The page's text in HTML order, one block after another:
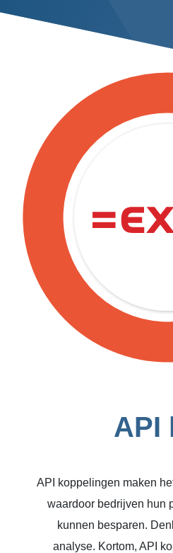
API
API koppelingen maken
waardoor bedrijven hun
kunnen besparen.
analyse. Kortom, API